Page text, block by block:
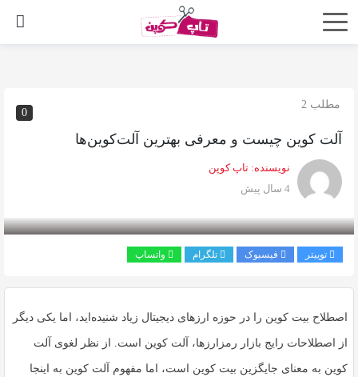
اشتراک
از
روش‌های
زیر
این
صفحه
دوستان
خود
0
مطلب 2
آلت کوین چیست و معرفی بهترین آلت‌کوین‌ها
نویسنده: تاپ کوپن
4 سال پیش
توییتر فیسبوک تلگرام واتساپ
اصطلاح بیت کوین را در حوزه ارزهای دیجیتال زیاد شنیده‌اید، اما یکی دیگر
از اصطلاحات رایج بازار رمزارزها، آلت کوین است. از نظر لغوی آلت
کوین به معنای جایگزین بیت کوین است، اما مفهوم آلت کوین به اینجا